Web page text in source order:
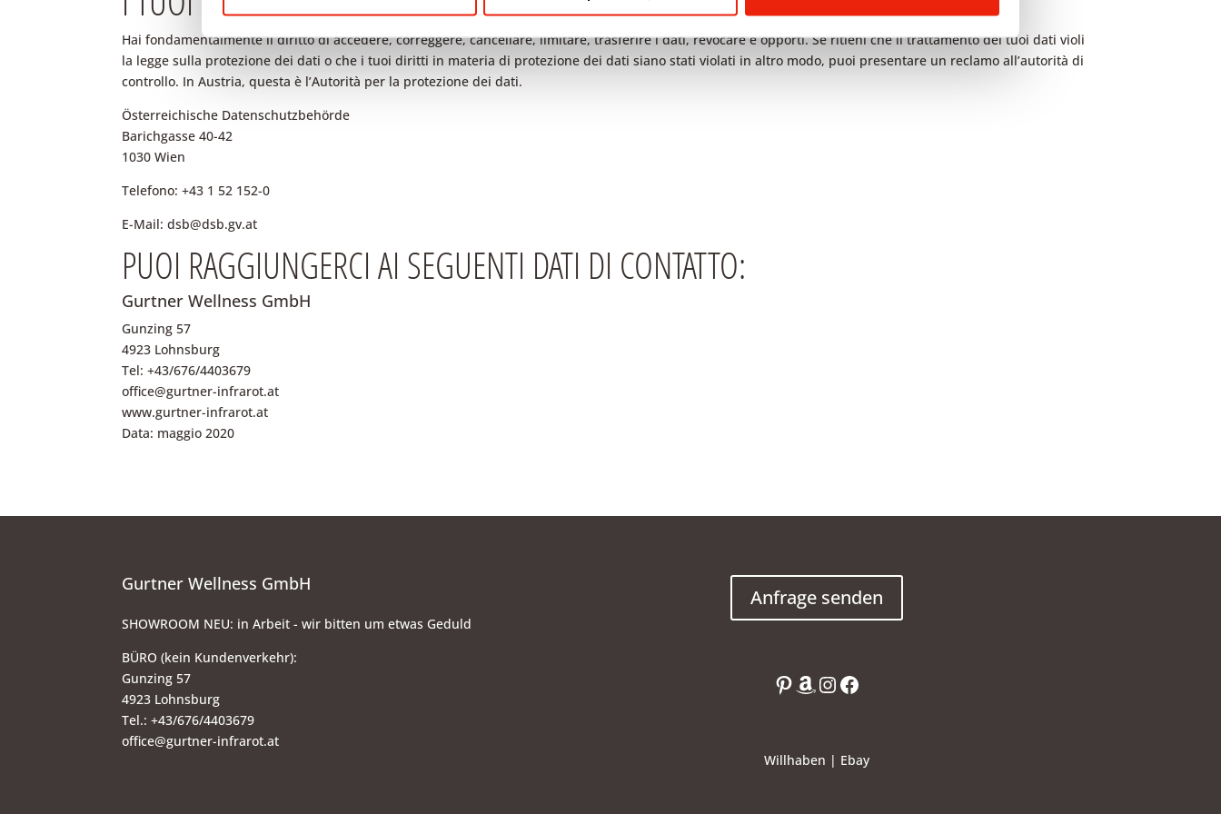
Hai fondamentalmente il diritto di accedere, correggere, cancellare, limitare, trasferire i dati, revocare e opporti. Se ritieni che il trattamento dei tuoi dati violi
la legge sulla protezione dei dati o che i tuoi diritti in materia di protezione dei dati siano stati violati in altro modo, puoi presentare un reclamo all’autorità di
controllo. In Austria, questa è l’Autorità per la protezione dei dati.
Österreichische Datenschutzbehörde
Barichgasse 40-42
1030 Wien
Telefono: +43 1 52 152-0
E-Mail:dsb@dsb.gv.at
PUOI RAGGIUNGERCI AI SEGUENTI DATI DI CONTATTO:
Gurtner Wellness GmbH
Gunzing 57
4923 Lohnsburg
Tel: +43/676/4403679
office@gurtner-infrarot.at
www.gurtner-infrarot.at
Data: maggio 2020
Gurtner Wellness GmbH
SHOWROOM NEU: in Arbeit - wir bitten um etwas Geduld
BÜRO (kein Kundenverkehr):
Gunzing 57
4923 Lohnsburg
Tel.: +43/676/4403679
office@gurtner-infrarot.at
Anfrage senden
Pinterest
Amazon
Instagram
Facebook
Willhaben | Ebay